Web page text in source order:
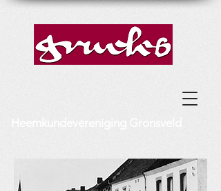
Heemkundevereniging Gronsveld